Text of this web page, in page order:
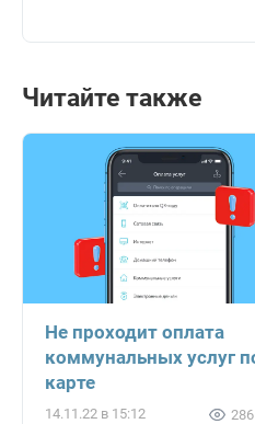
Читайте также
Не проходит оплата
коммунальных услуг
карте
14.11.22 в 15:12 286